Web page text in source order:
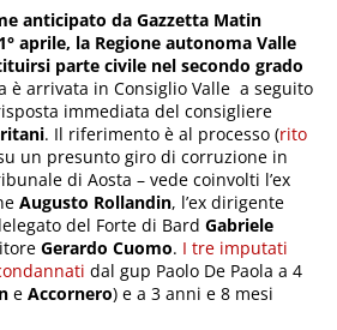
anticipato da Gazzetta Matin
aprile, la Regione autonoma Valle
parte civile nel secondo grado
è arrivata in Consiglio Valle a seguito
immediata del consigliere
. Il riferimento è al processo (rito
un presunto giro di corruzione in
di Aosta – vede coinvolti l’ex
Augusto Rollandin, l’ex dirigente
del Forte di BardGabriele
Gerardo Cuomo. I tre imputati
dal gup Paolo De Paola a 4
eAccornero) e a 3 anni e 8 mesi